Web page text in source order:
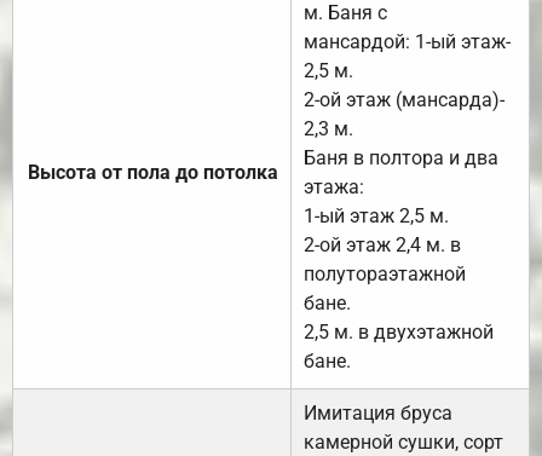
Высота от пола до потолка
м. Баня с
мансардой: 1-ый этаж-
2,5 м.
2-ой этаж (мансарда)-
2,3 м.
Баня в полтора и два
этажа:
1-ый этаж 2,5 м.
2-ой этаж 2,4 м. в
полутораэтажной
бане.
2,5 м. в двухэтажной
бане.
Имитация бруса
камерной сушки, сорт